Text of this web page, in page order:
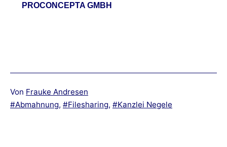
PROCONCEPTA GMBH
Von Frauke Andresen
Verschlagwortet
Abmahnung, Filesharing, Kanzlei Negele